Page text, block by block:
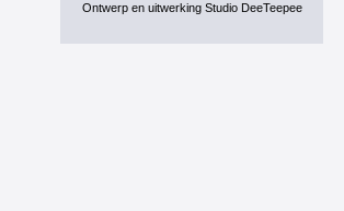
Ontwerp en uitwerking Studio DeeTeepee